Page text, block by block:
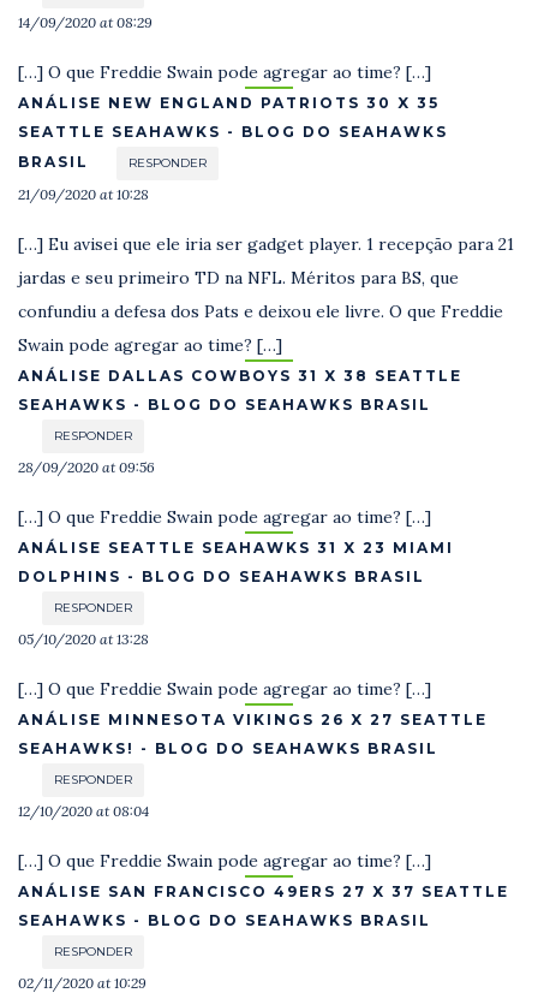
14/09/2020 at 08:29
[…] O que Freddie Swain pode agregar ao time? […]
ANÁLISE NEW ENGLAND PATRIOTS 30 X 35
SEATTLE SEAHAWKS - BLOG DO SEAHAWKS
BRASIL
RESPONDER
21/09/2020 at 10:28
[…] Eu avisei que ele iria ser gadget player. 1 recepção para 21
jardas e seu primeiro TD na NFL. Méritos para BS, que
confundiu a defesa dos Pats e deixou ele livre. O que Freddie
Swain pode agregar ao time? […]
ANÁLISE DALLAS COWBOYS 31 X 38 SEATTLE
SEAHAWKS - BLOG DO SEAHAWKS BRASIL
RESPONDER
28/09/2020 at 09:56
[…] O que Freddie Swain pode agregar ao time? […]
ANÁLISE SEATTLE SEAHAWKS 31 X 23 MIAMI
DOLPHINS - BLOG DO SEAHAWKS BRASIL
RESPONDER
05/10/2020 at 13:28
[…] O que Freddie Swain pode agregar ao time? […]
ANÁLISE MINNESOTA VIKINGS 26 X 27 SEATTLE
SEAHAWKS! - BLOG DO SEAHAWKS BRASIL
RESPONDER
12/10/2020 at 08:04
[…] O que Freddie Swain pode agregar ao time? […]
ANÁLISE SAN FRANCISCO 49ERS 27 X 37 SEATTLE
SEAHAWKS - BLOG DO SEAHAWKS BRASIL
RESPONDER
02/11/2020 at 10:29